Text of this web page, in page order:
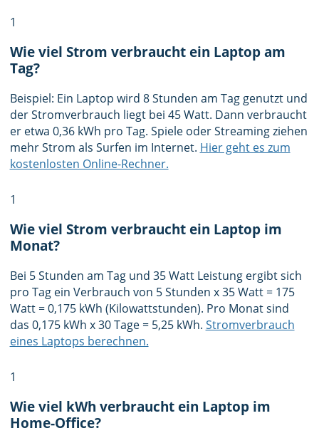
1
Wie viel Strom verbraucht ein Laptop am
Tag?
Beispiel: Ein Laptop wird 8 Stunden am Tag genutzt und
der Stromverbrauch liegt bei 45 Watt. Dann verbraucht
er etwa 0,36 kWh pro Tag. Spiele oder Streaming ziehen
mehr Strom als Surfen im Internet. Hier geht es zum
kostenlosten Online-Rechner.
1
Wie viel Strom verbraucht ein Laptop im
Monat?
Bei 5 Stunden am Tag und 35 Watt Leistung ergibt sich
pro Tag ein Verbrauch von 5 Stunden x 35 Watt = 175
Watt = 0,175 kWh (Kilowattstunden). Pro Monat sind
das 0,175 kWh x 30 Tage = 5,25 kWh. Stromverbrauch
eines Laptops berechnen.
1
Wie viel kWh verbraucht ein Laptop im
Home-Office?